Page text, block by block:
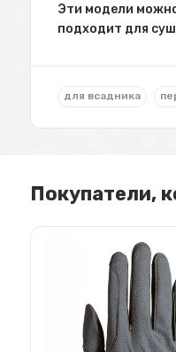
Эти модели
подходит для
для всадника
Покупатели,